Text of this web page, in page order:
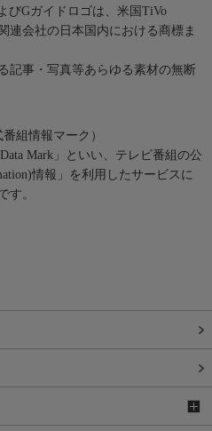
びGガイドロゴは、米国TiVo
連会社の日本国内における商標ま
記事・写真等あらゆる素材の無断
組情報マーク）
Mark」といい、テレビ番組の公
情報」を利用したサービスに
す。